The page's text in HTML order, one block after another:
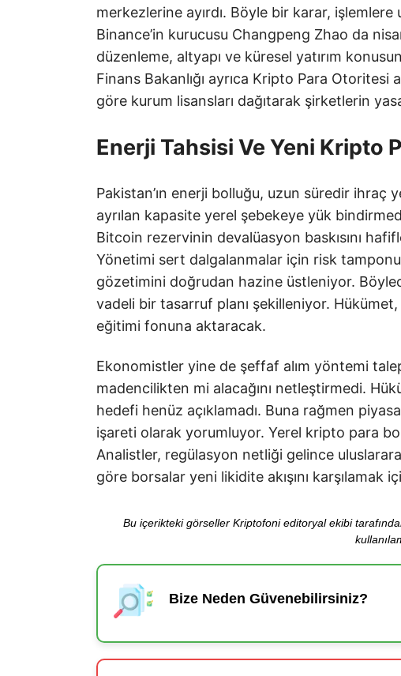
merkezlerine ayırdı. Böyle bir karar,
Binance’in kurucusu Changpeng Zhao da
düzenleme, altyapı ve küresel yatırım
Finans Bakanlığı ayrıca Kripto Para Otoritesi
göre kurum lisansları dağıtarak şirketlerin
Enerji Tahsisi Ve Yeni Kripto
Pakistan’ın enerji bolluğu, uzun süredir ihraç
ayrılan kapasite yerel şebekeye yük
Bitcoin rezervinin devalüasyon baskısını
Yönetimi sert dalgalanmalar için risk tamponu
gözetimini doğrudan hazine üstleniyor.
vadeli bir tasarruf planı şekilleniyor.
eğitimi fonuna aktaracak.
Ekonomistler yine de şeffaf alım yöntemi
madencilikten mi alacağını netleştirmedi.
hedefi henüz açıklamadı. Buna rağmen
işareti olarak yorumluyor. Yerel kripto para
Analistler, regülasyon netliği gelince
göre borsalar yeni likidite akışını karşılamak
Bu içerikteki görseller Kriptofoni editoryal ekibi
Bize Neden Güvenebilirsiniz?